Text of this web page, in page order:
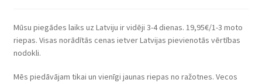
Mūsu piegādes laiks uz Latviju ir vidēji 3-4 dienas. 19,95€/1-3 moto
riepas. Visas norādītās cenas ietver Latvijas pievienotās vērtības
nodokli.
Mēs piedāvājam tikai un vienīgi jaunas riepas no ražotnes. Vecos